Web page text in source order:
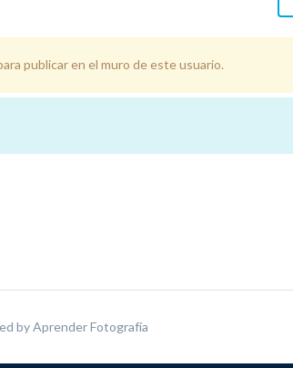
publicar en el muro de este usuario.
byAprender Fotografía